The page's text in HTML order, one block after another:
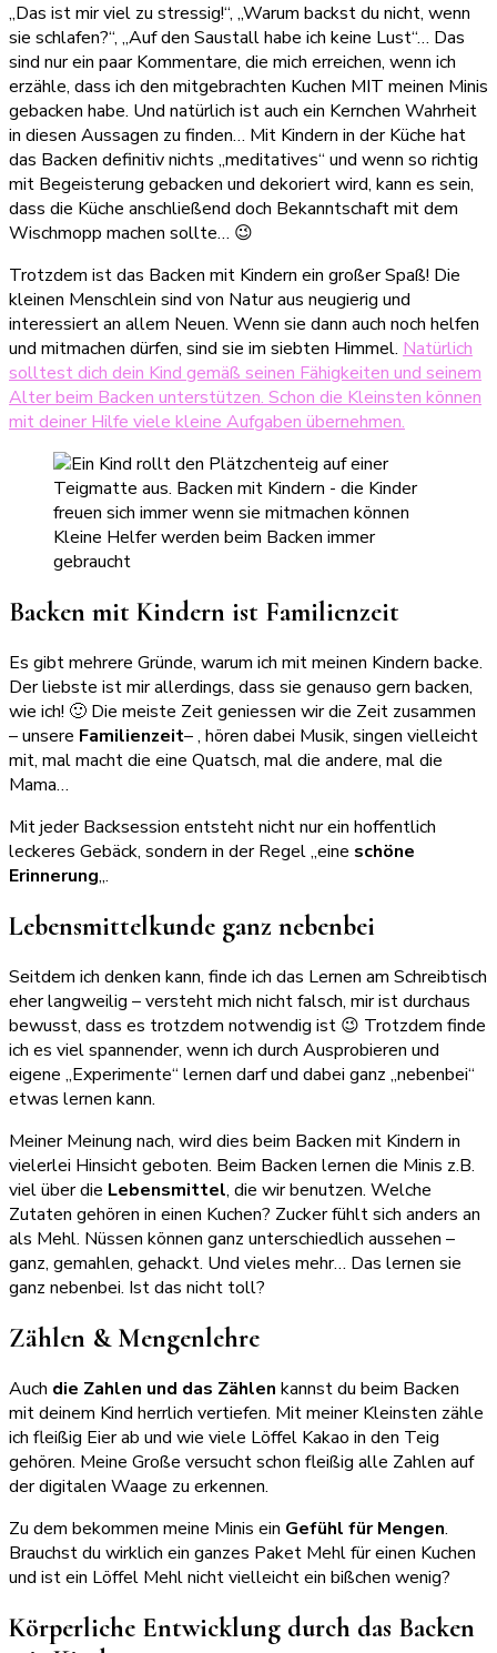
„Das ist mir viel zu stressig!“, „Warum backst du nicht, wenn
sie schlafen?“, „Auf den Saustall habe ich keine Lust“… Das
sind nur ein paar Kommentare, die mich erreichen, wenn ich
erzähle, dass ich den mitgebrachten Kuchen MIT meinen Minis
gebacken habe. Und natürlich ist auch ein Kernchen Wahrheit
in diesen Aussagen zu finden… Mit Kindern in der Küche hat
das Backen definitiv nichts „meditatives“ und wenn so richtig
mit Begeisterung gebacken und dekoriert wird, kann es sein,
dass die Küche anschließend doch Bekanntschaft mit dem
Wischmopp machen sollte… 😉
Trotzdem ist das Backen mit Kindern ein großer Spaß! Die
kleinen Menschlein sind von Natur aus neugierig und
interessiert an allem Neuen. Wenn sie dann auch noch helfen
und mitmachen dürfen, sind sie im siebten Himmel. Natürlich
solltest dich dein Kind gemäß seinen Fähigkeiten und seinem
Alter beim Backen unterstützen. Schon die Kleinsten können
mit deiner Hilfe viele kleine Aufgaben übernehmen.
Kleine Helfer werden beim Backen immer
gebraucht
Backen mit Kindern ist Familienzeit
Es gibt mehrere Gründe, warum ich mit meinen Kindern backe.
Der liebste ist mir allerdings, dass sie genauso gern backen,
wie ich! 🙂 Die meiste Zeit geniessen wir die Zeit zusammen
– unsere Familienzeit– , hören dabei Musik, singen vielleicht
mit, mal macht die eine Quatsch, mal die andere, mal die
Mama…
Mit jeder Backsession entsteht nicht nur ein hoffentlich
leckeres Gebäck, sondern in der Regel „eine schöne
Erinnerung„.
Lebensmittelkunde ganz nebenbei
Seitdem ich denken kann, finde ich das Lernen am Schreibtisch
eher langweilig – versteht mich nicht falsch, mir ist durchaus
bewusst, dass es trotzdem notwendig ist 😉 Trotzdem finde
ich es viel spannender, wenn ich durch Ausprobieren und
eigene „Experimente“ lernen darf und dabei ganz „nebenbei“
etwas lernen kann.
Meiner Meinung nach, wird dies beim Backen mit Kindern in
vielerlei Hinsicht geboten. Beim Backen lernen die Minis z.B.
viel über die Lebensmittel, die wir benutzen. Welche
Zutaten gehören in einen Kuchen? Zucker fühlt sich anders an
als Mehl. Nüssen können ganz unterschiedlich aussehen –
ganz, gemahlen, gehackt. Und vieles mehr… Das lernen sie
ganz nebenbei. Ist das nicht toll?
Zählen & Mengenlehre
Auch die Zahlen und das Zählen kannst du beim Backen
mit deinem Kind herrlich vertiefen. Mit meiner Kleinsten zähle
ich fleißig Eier ab und wie viele Löffel Kakao in den Teig
gehören. Meine Große versucht schon fleißig alle Zahlen auf
der digitalen Waage zu erkennen.
Zu dem bekommen meine Minis ein Gefühl für Mengen.
Brauchst du wirklich ein ganzes Paket Mehl für einen Kuchen
und ist ein Löffel Mehl nicht vielleicht ein bißchen wenig?
Körperliche Entwicklung durch das Backen